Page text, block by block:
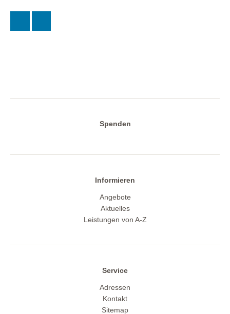
Spenden
Informieren
Angebote
Aktuelles
Leistungen von A-Z
Service
Adressen
Kontakt
Sitemap